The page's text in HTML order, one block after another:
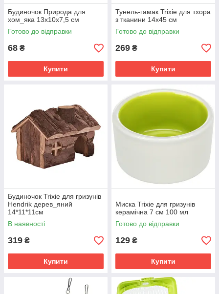
Будиночок Природа для
хом_яка 13x10x7,5 см
Готово до відправки
68 ₴
Купити
Тунель-гамак Trixie для тхора
з тканини 14х45 см
Готово до відправки
269 ₴
Купити
Будиночок Trixie для гризунів
Hendrik дерев_яний
14*11*11см
В наявності
319 ₴
Купити
Миска Trixie для гризунів
керамічна 7 см 100 мл
Готово до відправки
129 ₴
Купити